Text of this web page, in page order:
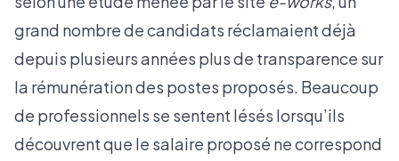
grand nombre de candidats réclamaient déjà
depuis plusieurs années plus de transparence sur
la rémunération des postes proposés. Beaucoup
de professionnels se sentent lésés lorsqu’ils
découvrent que le salaire proposé ne correspond